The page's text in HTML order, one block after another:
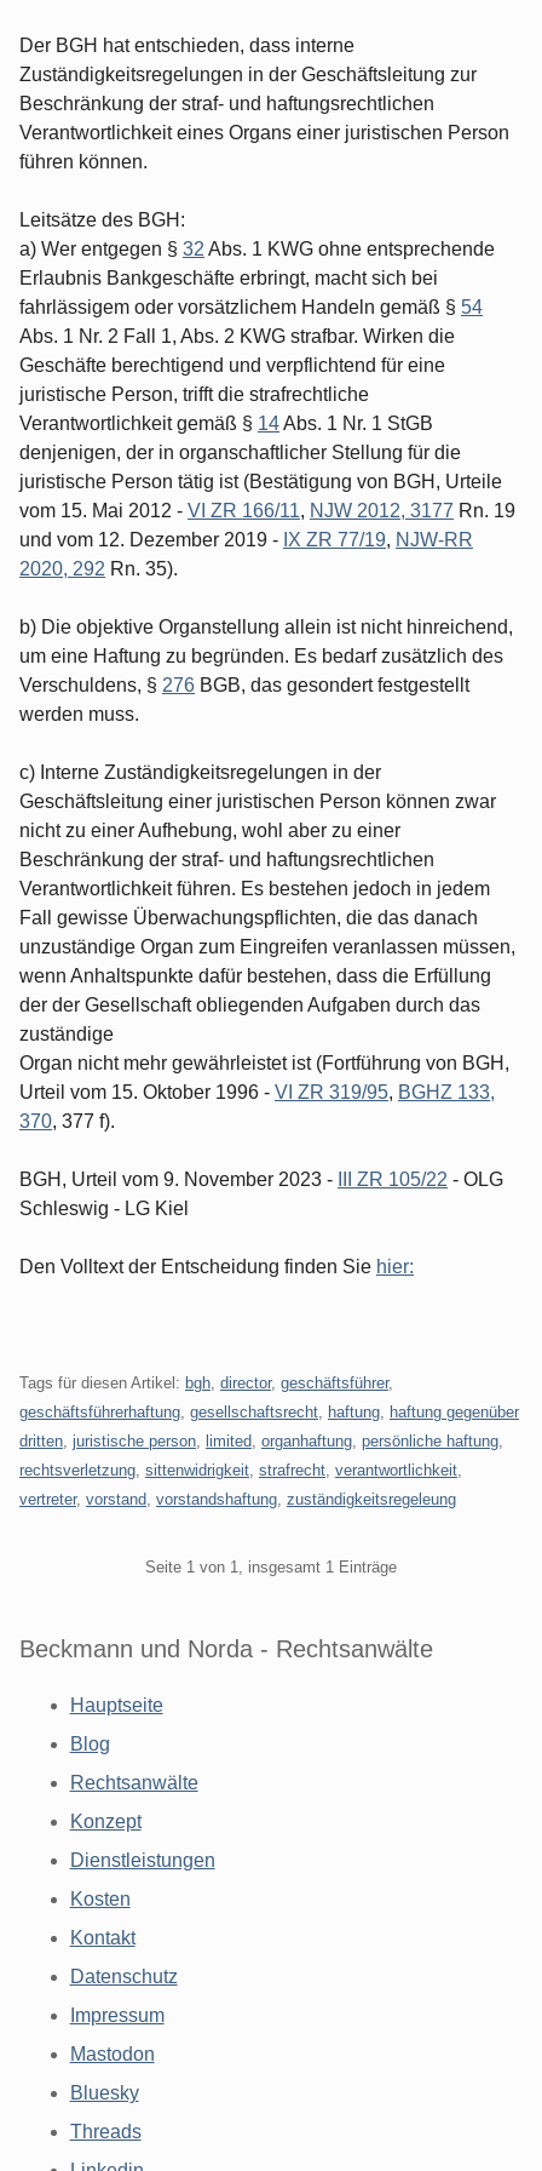
Der BGH hat entschieden, dass interne
Zuständigkeitsregelungen in der Geschäftsleitung zur
Beschränkung der straf- und haftungsrechtlichen
Verantwortlichkeit eines Organs einer juristischen Person
führen können.
Leitsätze des BGH:
a) Wer entgegen § 32 Abs. 1 KWG ohne entsprechende
Erlaubnis Bankgeschäfte erbringt, macht sich bei
fahrlässigem oder vorsätzlichem Handeln gemäß § 54
Abs. 1 Nr. 2 Fall 1, Abs. 2 KWG strafbar. Wirken die
Geschäfte berechtigend und verpflichtend für eine
juristische Person, trifft die strafrechtliche
Verantwortlichkeit gemäß § 14Abs. 1 Nr. 1 StGB
denjenigen, der in organschaftlicher Stellung für die
juristische Person tätig ist (Bestätigung von BGH, Urteile
vom 15. Mai 2012 - VI ZR 166/11, NJW 2012, 3177 Rn. 19
und vom 12. Dezember 2019 - IX ZR 77/19, NJW-RR
2020, 292 Rn. 35).
b) Die objektive Organstellung allein ist nicht hinreichend,
um eine Haftung zu begründen. Es bedarf zusätzlich des
Verschuldens, § 276 BGB, das gesondert festgestellt
werden muss.
c) Interne Zuständigkeitsregelungen in der
Geschäftsleitung einer juristischen Person können zwar
nicht zu einer Aufhebung, wohl aber zu einer
Beschränkung der straf- und haftungsrechtlichen
Verantwortlichkeit führen. Es bestehen jedoch in jedem
Fall gewisse Überwachungspflichten, die das danach
unzuständige Organ zum Eingreifen veranlassen müssen,
wenn Anhaltspunkte dafür bestehen, dass die Erfüllung
der der Gesellschaft obliegenden Aufgaben durch das
zuständige
Organ nicht mehr gewährleistet ist (Fortführung von BGH,
Urteil vom 15. Oktober 1996 - VI ZR 319/95, BGHZ 133,
370, 377 f).
BGH, Urteil vom 9. November 2023 - III ZR 105/22 - OLG
Schleswig - LG Kiel
Den Volltext der Entscheidung finden Sie hier:
Tags für diesen Artikel: bgh director, geschäftsführer,
geschäftsführerhaftung gesellschaftsrecht haftung
haftung gegenüber
dritten juristische person limited organhaftung persönliche haftung
rechtsverletzung sittenwidrigkeit strafrecht verantwortlichkeit
vertreter, vorstand vorstandshaftung zuständigkeitsregeleung
Seite 1 von 1, insgesamt 1 Einträge
Beckmann und Norda - Rechtsanwälte
Hauptseite
Blog
Rechtsanwälte
Konzept
Dienstleistungen
Kosten
Kontakt
Datenschutz
Impressum
Mastodon
Bluesky
Threads